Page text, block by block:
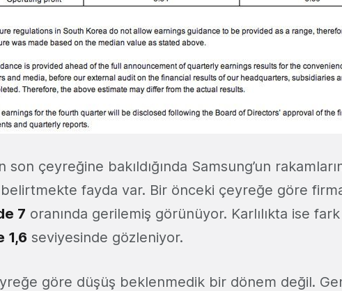
son çeyreğine bakıldığında Samsung’un
fayda var. Bir önceki çeyreğe göre
7 oranında gerilemiş görünüyor. Karlılıkta ise
1,6 seviyesinde gözleniyor.
göre düşüş beklenmedik bir dönem değil.